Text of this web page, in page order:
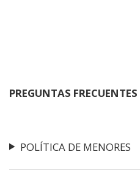
PREGUNTAS FRECUENTES
POLÍTICA DE MENORES